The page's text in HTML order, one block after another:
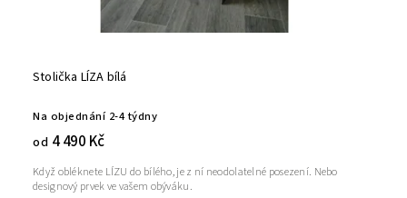
Stolička LÍZA bílá
Na objednání 2-4 týdny
od 4 490 Kč
Když obléknete LÍZU do bílého, je z ní neodolatelné posezení. Nebo
designový prvek ve vašem obýváku.